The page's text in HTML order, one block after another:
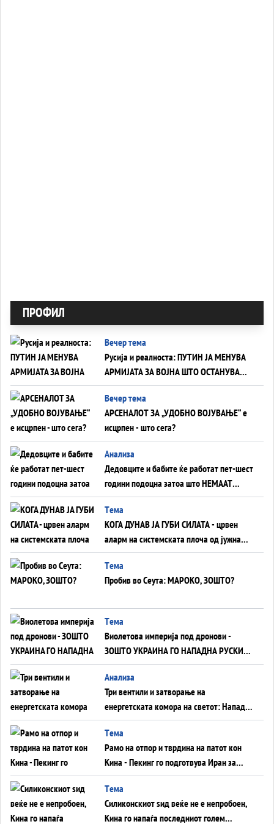
ПРОФИЛ
Вечер тема
Русија и реалноста: ПУТИН ЈА МЕНУВА
АРМИЈАТА ЗА ВОЈНА ШТО ОСТАНУВА
БЕЗ ФРОНТ
Вечер тема
АРСЕНАЛОТ ЗА „УДОБНО ВОЈУВАЊЕ“ е
исцрпен - што сега?
Анализа
Дедовците и бабите ќе работат пет-шест
години подоцна затоа што НЕМААТ
ВНУЦИ ДА ГИ ЗАМЕНАТ
Tема
КОГА ДУНАВ ЈА ГУБИ СИЛАТА - црвен
аларм на системската плоча од јужна
Германија до Црното Море...
Tема
Пробив во Сеута: МАРОКО, ЗОШТО?
Tема
Виолетова империја под дронови -
ЗОШТО УКРАИНА ГО НАПАДНА РУСКИОТ
WILDBERRIES
Aнализа
Три вентили и затворање на
енергетската комора на светот: Нападот
во Суец најавува глобален енергетски
инфаркт?
Tема
Рамо на отпор и тврдина на патот кон
Кина - Пекинг го подготвува Иран за
американска копнена инвазија
Tема
Силиконскиот ѕид веќе не е непробоен,
Кина го напаѓа последниот голем